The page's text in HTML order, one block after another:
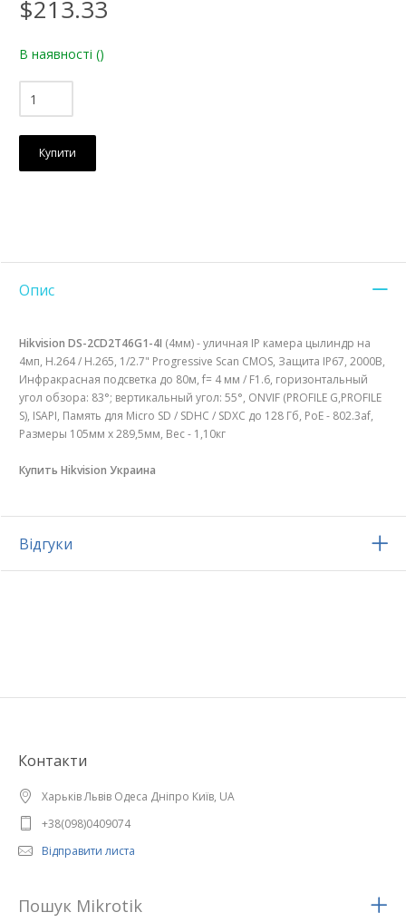
$213.33
В наявності ()
Купити
Опис
Hikvision DS-2CD2T46G1-4I (4мм) - уличная IP камера цылиндр на
4мп, H.264 / Н.265, 1/2.7" Progressive Scan CMOS, Защита IP67, 2000В,
Инфракрасная подсветка до 80м, f= 4 мм / F1.6, горизонтальный
угол обзора: 83°; вертикальный угол: 55°, ONVIF (PROFILE G,PROFILE
S), ISAPI, Память для Micro SD / SDHC / SDXC до 128 Гб, PoE - 802.3af,
Размеры 105мм х 289,5мм, Вес - 1,10кг
Купить Hikvision Украина
Відгуки
Контакти
Харьків Львів Одеса Дніпро Київ, UA
+38(098)0409074
Відправити листа
Пошук Mikrotik